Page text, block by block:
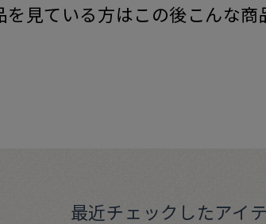
を見ている方はこの後こんな商
最近チェックしたアイ